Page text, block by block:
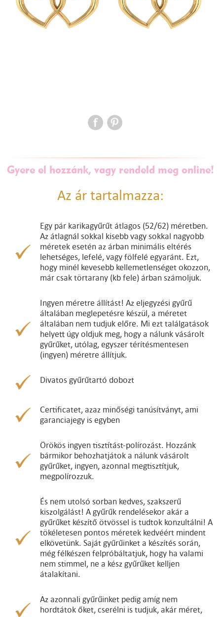
Gyere el hozzánk, vagy rendeld meg online!
Az ár tartalmazza:
Egy pár karikagyűrűt átlagos (52/62) méretben.
Az átlagnál sokkal kisebb vagy sokkal nagyobb
méretek esetén az árban minimális eltérés
lehetséges, lefelé, vagy fölfelé egyaránt. Ezt,
hogy minél kevesebb kellemetlenséget okozzon,
már csak törtarany (kb fele) árban számoljuk.
Ingyen méretre állítást! Az eljegyzési gyűrű
általában meglepetésre készül, a méretet
általában nem tudjuk előre. Mi ezt találgatások
helyett úgy oldjuk meg, hogy a nálunk vásárolt
gyűrűket, utólag, egyszer térítésmentesen
(ingyen) méretre állítjuk.
Divatos gyűrűtartó dobozt
Certificatet, azaz minőségi tanúsítványt, ami
garanciajegy is egyben
Örökös ingyen tisztítást-polírozást. Hozzánk
bármikor behozhatjátok a nálunk vásárolt
gyűrűket, ingyen, azonnal megtisztítjuk,
megpolírozzuk.
És nem utolsó sorban kedves, szakszerű
kiszolgálást! A gyűrűk rendelésekor akár a
gyűrűket készítő ötvössel is tudtok konzultálni! A
tökéletesen pontos méretek kedvéért mindent
elkövetünk. Saját gyűrűinket a készítés során,
még félkészen felpróbáltatjuk, hogy ha valami
nem stimmel, ne a kész gyűrűket kelljen
átalakítani.
Az azonnali gyűrűinket pedig amíg nem
hordtátok őket, cserélni is tudjuk, akár méret,